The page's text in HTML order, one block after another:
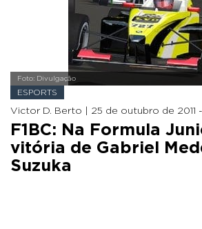
Foto: Divulgação
ESPORTS
Victor D. Berto | 25 de outubro de 2011 -
F1BC: Na Formula
vitória de Gabriel
Suzuka